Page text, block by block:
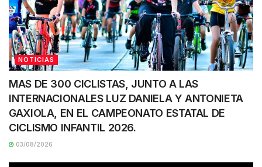
NOTICIAS
MAS DE 300 CICLISTAS, JUNTO A LAS
INTERNACIONALES LUZ DANIELA Y ANTONIETA
GAXIOLA, EN EL CAMPEONATO ESTATAL DE
CICLISMO INFANTIL 2026.
03/08/2026